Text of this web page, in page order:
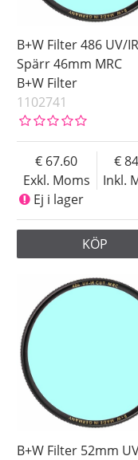
B+W Filter 486 UV/
Spärr 46mm MRC
B+W Filter
1102741
Exkl. Moms
67.60
Inkl.
Ej i lager
KÖP
B+W Filter 52mm